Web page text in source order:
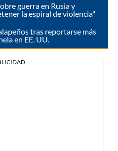
guerra en Rusia y
la espiral de violencia"
tras reportarse más
en EE. UU.